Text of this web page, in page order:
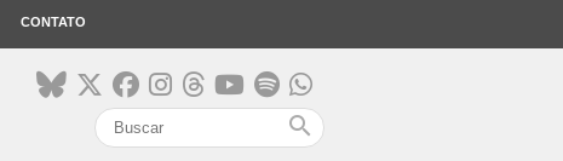
CONTATO
search